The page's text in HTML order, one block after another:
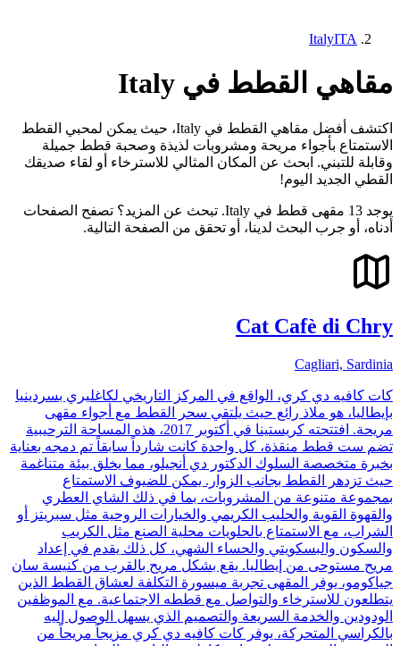
ItalyITA
مقاهي القطط في Italy
اكتشف أفضل مقاهي القطط في Italy، حيث يمكن لمحبي القطط
الاستمتاع بأجواء مريحة ومشروبات لذيذة وصحبة قطط جميلة
وقابلة للتبني. ابحث عن المكان المثالي للاسترخاء أو لقاء صديقك
القطي الجديد اليوم!
يوجد 13 مقهى قطط في Italy. تبحث عن المزيد؟ تصفح الصفحات
أدناه، أو جرب البحث لدينا، أو تحقق من الصفحة التالية.
Cat Cafè di Chry
Cagliari, Sardinia
كات كافيه دي كري، الواقع في المركز التاريخي لكاغليري بسردينيا
بإيطاليا، هو ملاذ رائع حيث يلتقي سحر القطط مع أجواء مقهى
مريحة. افتتحته كريستينا في أكتوبر 2017، هذه المساحة الترحيبية
تضم ست قطط منقذة، كل واحدة كانت شارداً سابقاً تم دمجه بعناية
بخبرة متخصصة السلوك الدكتور دي أنجيلو، مما يخلق بيئة متناغمة
حيث تزدهر القطط بجانب الزوار. يمكن للضيوف الاستمتاع
بمجموعة متنوعة من المشروبات، بما في ذلك الشاي العطري
والقهوة القوية والحليب الكريمي والخيارات الروحية مثل سبريتز أو
الشراب، مع الاستمتاع بالحلويات محلية الصنع مثل الكريب
والسكون والبسكويتي والحساء الشهي، كل ذلك يقدم في إعداد
مريح مستوحى من إيطاليا. يقع بشكل مريح بالقرب من كنيسة سان
جياكومو، يوفر المقهى تجربة ميسورة التكلفة لعشاق القطط الذين
يتطلعون للاسترخاء والتواصل مع قططه الاجتماعية. مع الموظفين
الودودين والخدمة السريعة والتصميم الذي يسهل الوصول إليه
بالكراسي المتحركة، يوفر كات كافيه دي كري مزيجاً مريحاً من